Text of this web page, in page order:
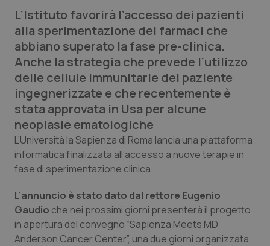
Lettere al direttore
Edizioni Regionali
QS Pro
Professionisti Sanitari.AI
Abruzzo
Basilicata
Calabria
Campania
QS Pro Gold
Artrite & artrosi
Asma & BPCO
Car-T
QS Club Newsletter
L’Istituto favorirà l’accesso dei pazienti
alla sperimentazione dei farmaci che
abbiano superato la fase pre-clinica.
Anche la strategia che prevede l’utilizzo
delle cellule immunitarie del paziente
ingegnerizzate e che recentemente è
stata approvata in Usa per alcune
neoplasie ematologiche
L’Università la Sapienza di Roma lancia una piattaforma
informatica finalizzata all’accesso a nuove terapie in
fase di sperimentazione clinica.
L’annuncio è stato dato dal rettore Eugenio
Gaudio che nei prossimi giorni presenterà il progetto
in apertura del convegno “Sapienza Meets MD
Anderson Cancer Center”, una due giorni organizzata